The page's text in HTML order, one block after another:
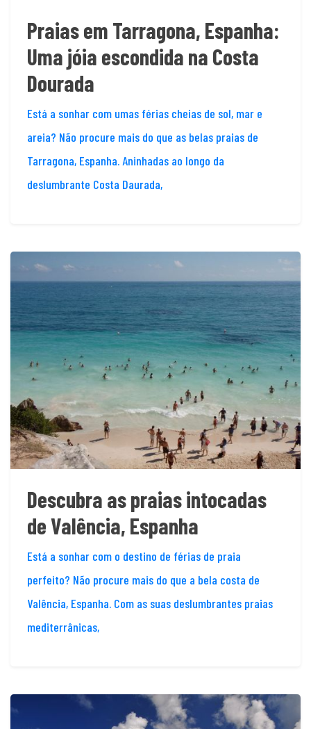
Praias em Tarragona, Espanha:
Uma jóia escondida na Costa
Dourada
Está a sonhar com umas férias cheias de sol, mar e
areia? Não procure mais do que as belas praias de
Tarragona, Espanha. Aninhadas ao longo da
deslumbrante Costa Daurada,
Descubra as praias intocadas
de Valência, Espanha
Está a sonhar com o destino de férias de praia
perfeito? Não procure mais do que a bela costa de
Valência, Espanha. Com as suas deslumbrantes praias
mediterrânicas,